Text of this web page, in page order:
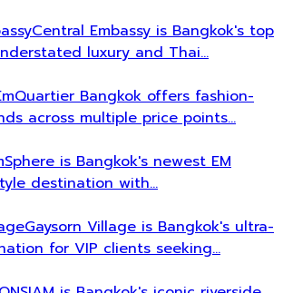
Central Embassy is Bangkok's top
luxury and Thai…
Bangkok offers fashion-
across multiple price points…
is Bangkok's newest EM
destination with…
Gaysorn Village is Bangkok's ultra-
for VIP clients seeking…